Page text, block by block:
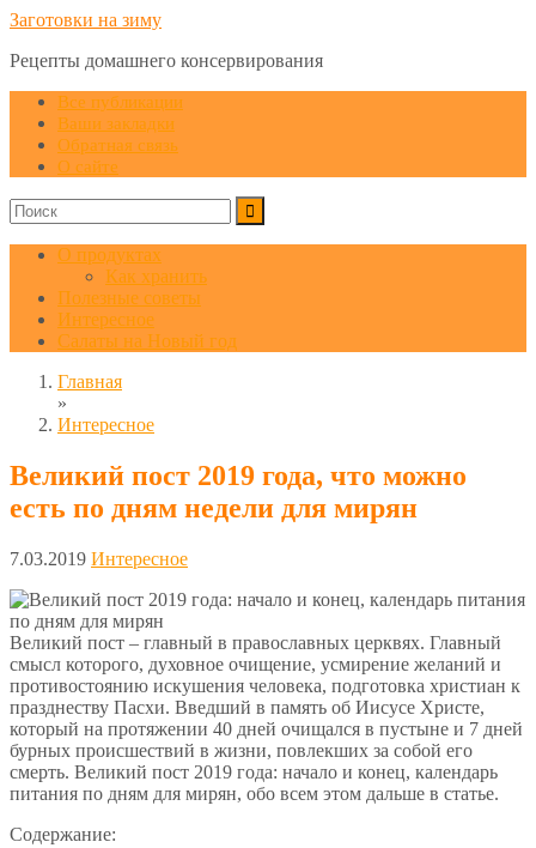
Заготовки на зиму
Рецепты домашнего консервирования
Все публикации
Ваши закладки
Обратная связь
О сайте
О продуктах
Как хранить
Полезные советы
Интересное
Салаты на Новый год
Главная
»
Интересное
Великий пост 2019 года, что можно
есть по дням недели для мирян
7.03.2019 Интересное
Великий пост – главный в православных церквях. Главный
смысл которого, духовное очищение, усмирение желаний и
противостоянию искушения человека, подготовка христиан к
празднеству Пасхи. Введший в память об Иисусе Христе,
который на протяжении 40 дней очищался в пустыне и 7 дней
бурных происшествий в жизни, повлекших за собой его
смерть. Великий пост 2019 года: начало и конец, календарь
питания по дням для мирян, обо всем этом дальше в статье.
Содержание: